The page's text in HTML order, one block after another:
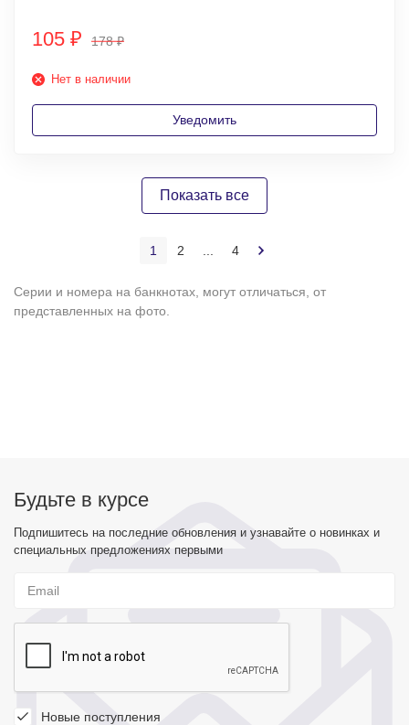
105 ₽ 178₽
Нет в наличии
Уведомить
Показать все
1 2 4
Серии и номера на банкнотах, могут отличаться, от
представленных на фото.
Будьте в курсе
Подпишитесь на последние обновления и узнавайте о новинках и
специальных предложениях первыми
Новые поступления